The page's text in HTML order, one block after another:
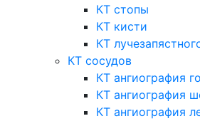
КТ стопы
КТ кисти
КТ
КТ сосудов
КТ ангиография
КТ ангиография
КТ ангиография